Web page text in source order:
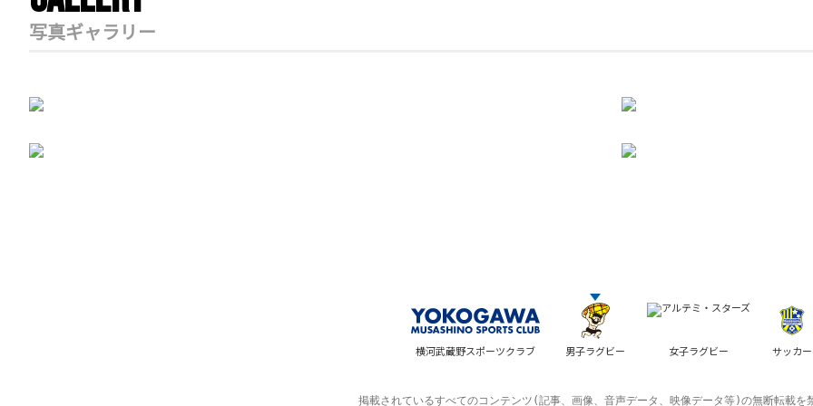
写真ギャラリー
横河武蔵野スポーツクラブ 男子ラグビー 女子ラグビー サッカー
掲載されているすべてのコンテンツ(記事、画像、音声データ、映像データ等)の無断転載を